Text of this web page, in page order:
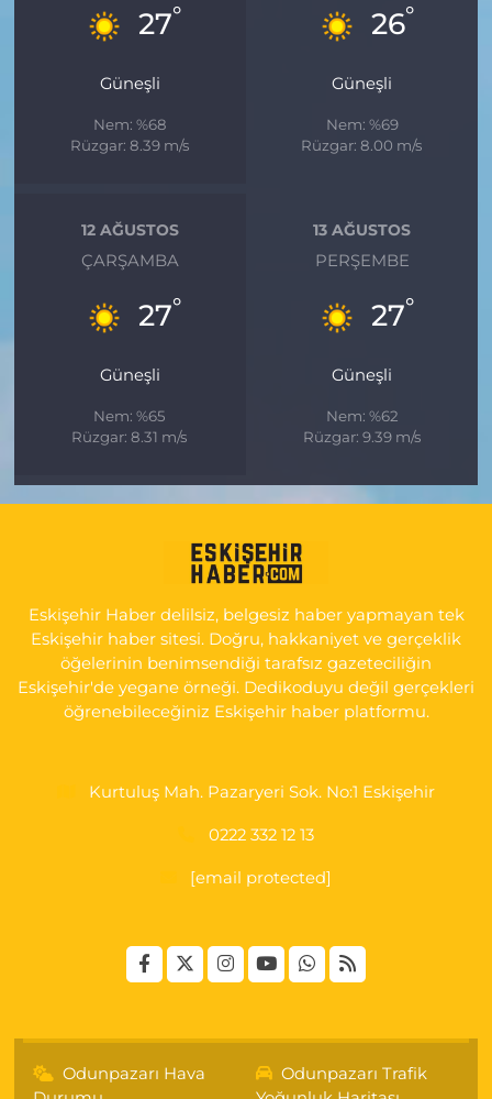
27°
Güneşli
Nem: %68
Rüzgar: 8.39 m/s
26°
Güneşli
Nem: %69
Rüzgar: 8.00 m/s
12 AĞUSTOS
ÇARŞAMBA
27°
Güneşli
Nem: %65
Rüzgar: 8.31 m/s
13 AĞUSTOS
PERŞEMBE
27°
Güneşli
Nem: %62
Rüzgar: 9.39 m/s
Eskişehir Haber delilsiz, belgesiz haber yapmayan tek
Eskişehir haber sitesi. Doğru, hakkaniyet ve gerçeklik
öğelerinin benimsendiği tarafsız gazeteciliğin
Eskişehir'de yegane örneği. Dedikoduyu değil gerçekleri
öğrenebileceğiniz Eskişehir haber platformu.
Kurtuluş Mah. Pazaryeri Sok. No:1 Eskişehir
0222 332 12 13
[email protected]
Odunpazarı Hava
Odunpazarı Trafik